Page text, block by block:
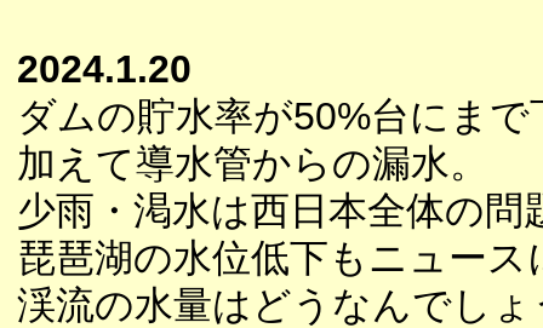
2024.1.20
ダムの貯水率が50%台にま
加えて導水管からの漏水。
少雨・渇水は西日本全体の問
琵琶湖の水位低下もニュー
渓流の水量はどうなんでしょ